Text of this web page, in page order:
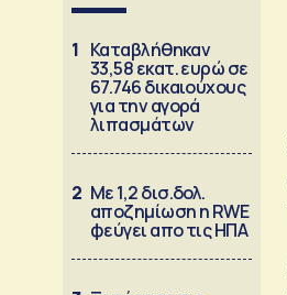
1 Καταβλήθηκαν
33,58 εκατ. ευρώ σε
67.746 δικαιούχους
για την αγορά
λιπασμάτων
2 Με 1,2 δισ.δολ.
αποζημίωση η RWE
φεύγει απο τις ΗΠΑ